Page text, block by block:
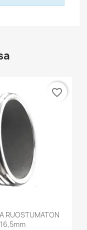
RUOSTUMATON
favorite_border